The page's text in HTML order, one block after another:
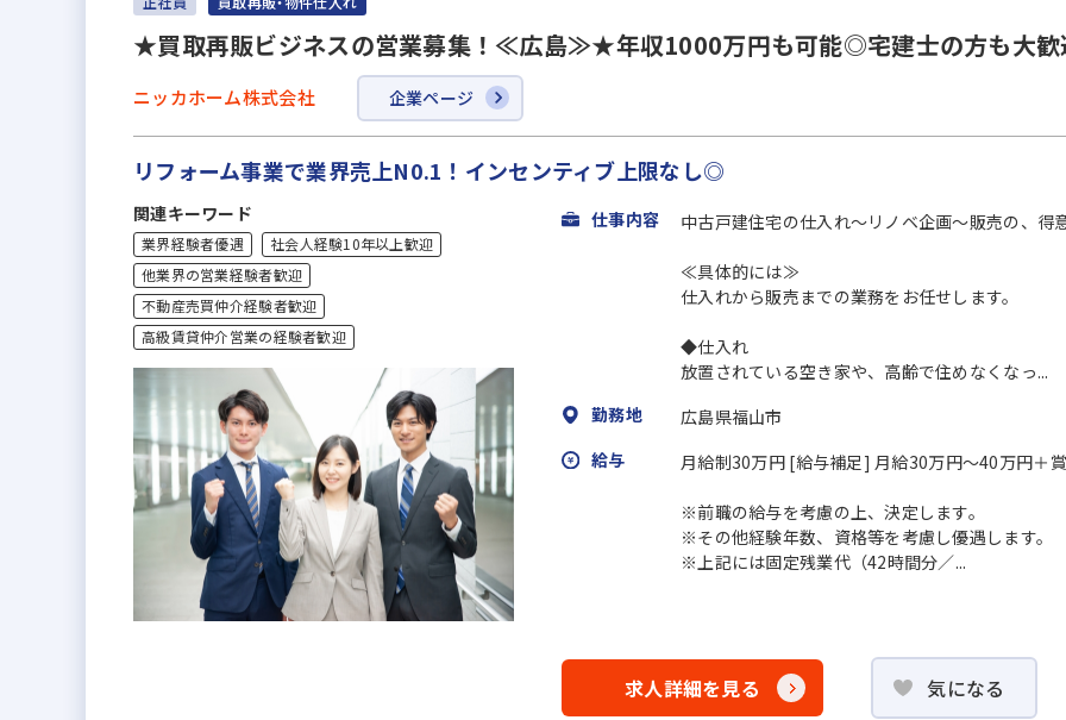
★買取再販ビジネスの営業募集！≪広島≫★年収1000万円も可能◎宅建士の方も大
ニッカホーム株式会社 企業ページ
リフォーム事業で業界売上N0.1！インセンティブ上限なし◎
関連キーワード
業界経験者優遇
社会人経験10年以上歓迎
他業界の営業経験者歓迎
不動産売買仲介経験者歓迎
高級賃貸仲介営業の経験者歓迎
仕事内容 中古戸建住宅の仕入れ～リノベ企画～販売の、得
≪具体的には≫
仕入れから販売までの業務をお任せします。
◆仕入れ
放置されている空き家や、高齢で住めなくなっ...
勤務地
広島県福山市
給与
月給制30万円 [給与補足] 月給30万円～40万円＋
※前職の給与を考慮の上、決定します。
※その他経験年数、資格等を考慮し優遇します。
※上記には固定残業代（42時間分／...
求人詳細を見る 気になる